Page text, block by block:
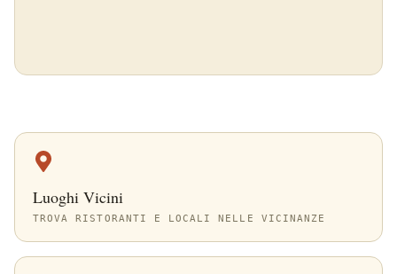
Luoghi Vicini
TROVA RISTORANTI E LOCALI NELLE VICINANZE